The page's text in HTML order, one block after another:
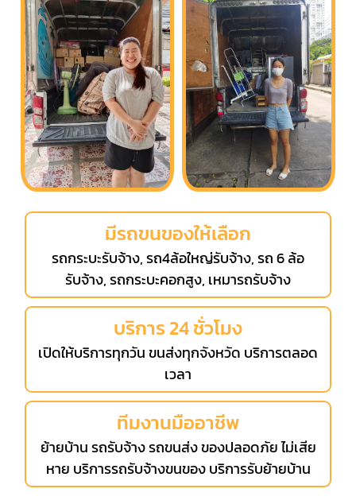
มีรถขนของให้เลือก
รถกระบะรับจ้าง, รถ4ล้อใหญ่รับจ้าง, รถ 6 ล้อ
รับจ้าง, รถกระบะคอกสูง, เหมารถรับจ้าง
บริการ 24 ชั่วโมง
เปิดให้บริการทุกวัน ขนส่งทุกจังหวัด บริการตลอด
เวลา
ทีมงานมืออาชีพ
ย้ายบ้าน รถรับจ้าง รถขนส่ง ของปลอดภัย ไม่เสีย
หาย บริการรถรับจ้างขนของ บริการรับย้ายบ้าน